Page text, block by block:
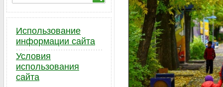
Использование
информации сайта
Условия
использования
сайта